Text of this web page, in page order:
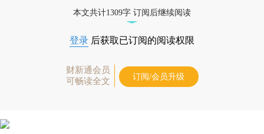
本文共计1309字 订阅后继续阅读
登录 后获取已订阅的阅读权限
财新通会员
可畅读全文
订阅/会员升级